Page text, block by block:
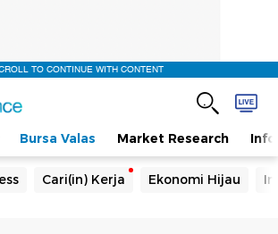
TO CONTINUE WITH CONTENT
Bursa Valas Market Research
Cari(in) Kerja Ekonomi Hijau